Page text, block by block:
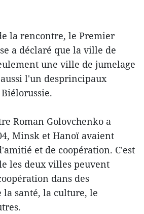
la rencontre, le Premier
a déclaré que la ville de
une ville de jumelage
l'un desprincipaux
Roman Golovchenko a
Minsk et Hanoï avaient
et de coopération. C'est
les deux villes peuvent
dans des
la santé, la culture, le